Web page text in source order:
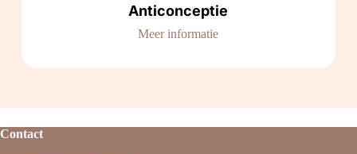
Anticonceptie
Meer informatie
Contact